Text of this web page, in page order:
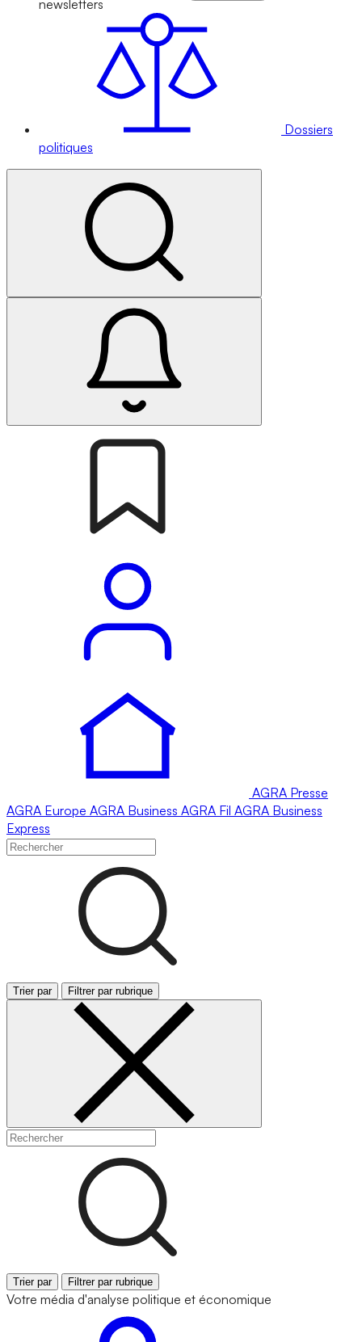
newsletters
Dossiers
politiques
AGRA Presse
AGRA Europe AGRA Business AGRA Fil AGRA Business
Express
Trier par Filtrer par rubrique
Trier par Filtrer par rubrique
Votre média d'analyse politique et économique